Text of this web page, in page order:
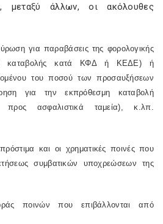
μεταξύ άλλων, οι ακόλουθες
για παραβάσεις της φορολογικής
καταβολής κατά ΚΦΔ ή ΚΕΔΕ) ή
του ποσού των προσαυξήσεων
για την εκπρόθεσμη καταβολή
προς ασφαλιστικά ταμεία), κ.λπ.
και οι χρηματικές ποινές που
συμβατικών υποχρεώσεων της
ποινών που επιβάλλονται από